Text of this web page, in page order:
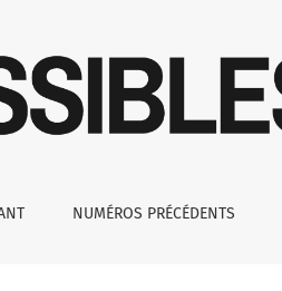
NUMÉROS PRÉCÉDENTS